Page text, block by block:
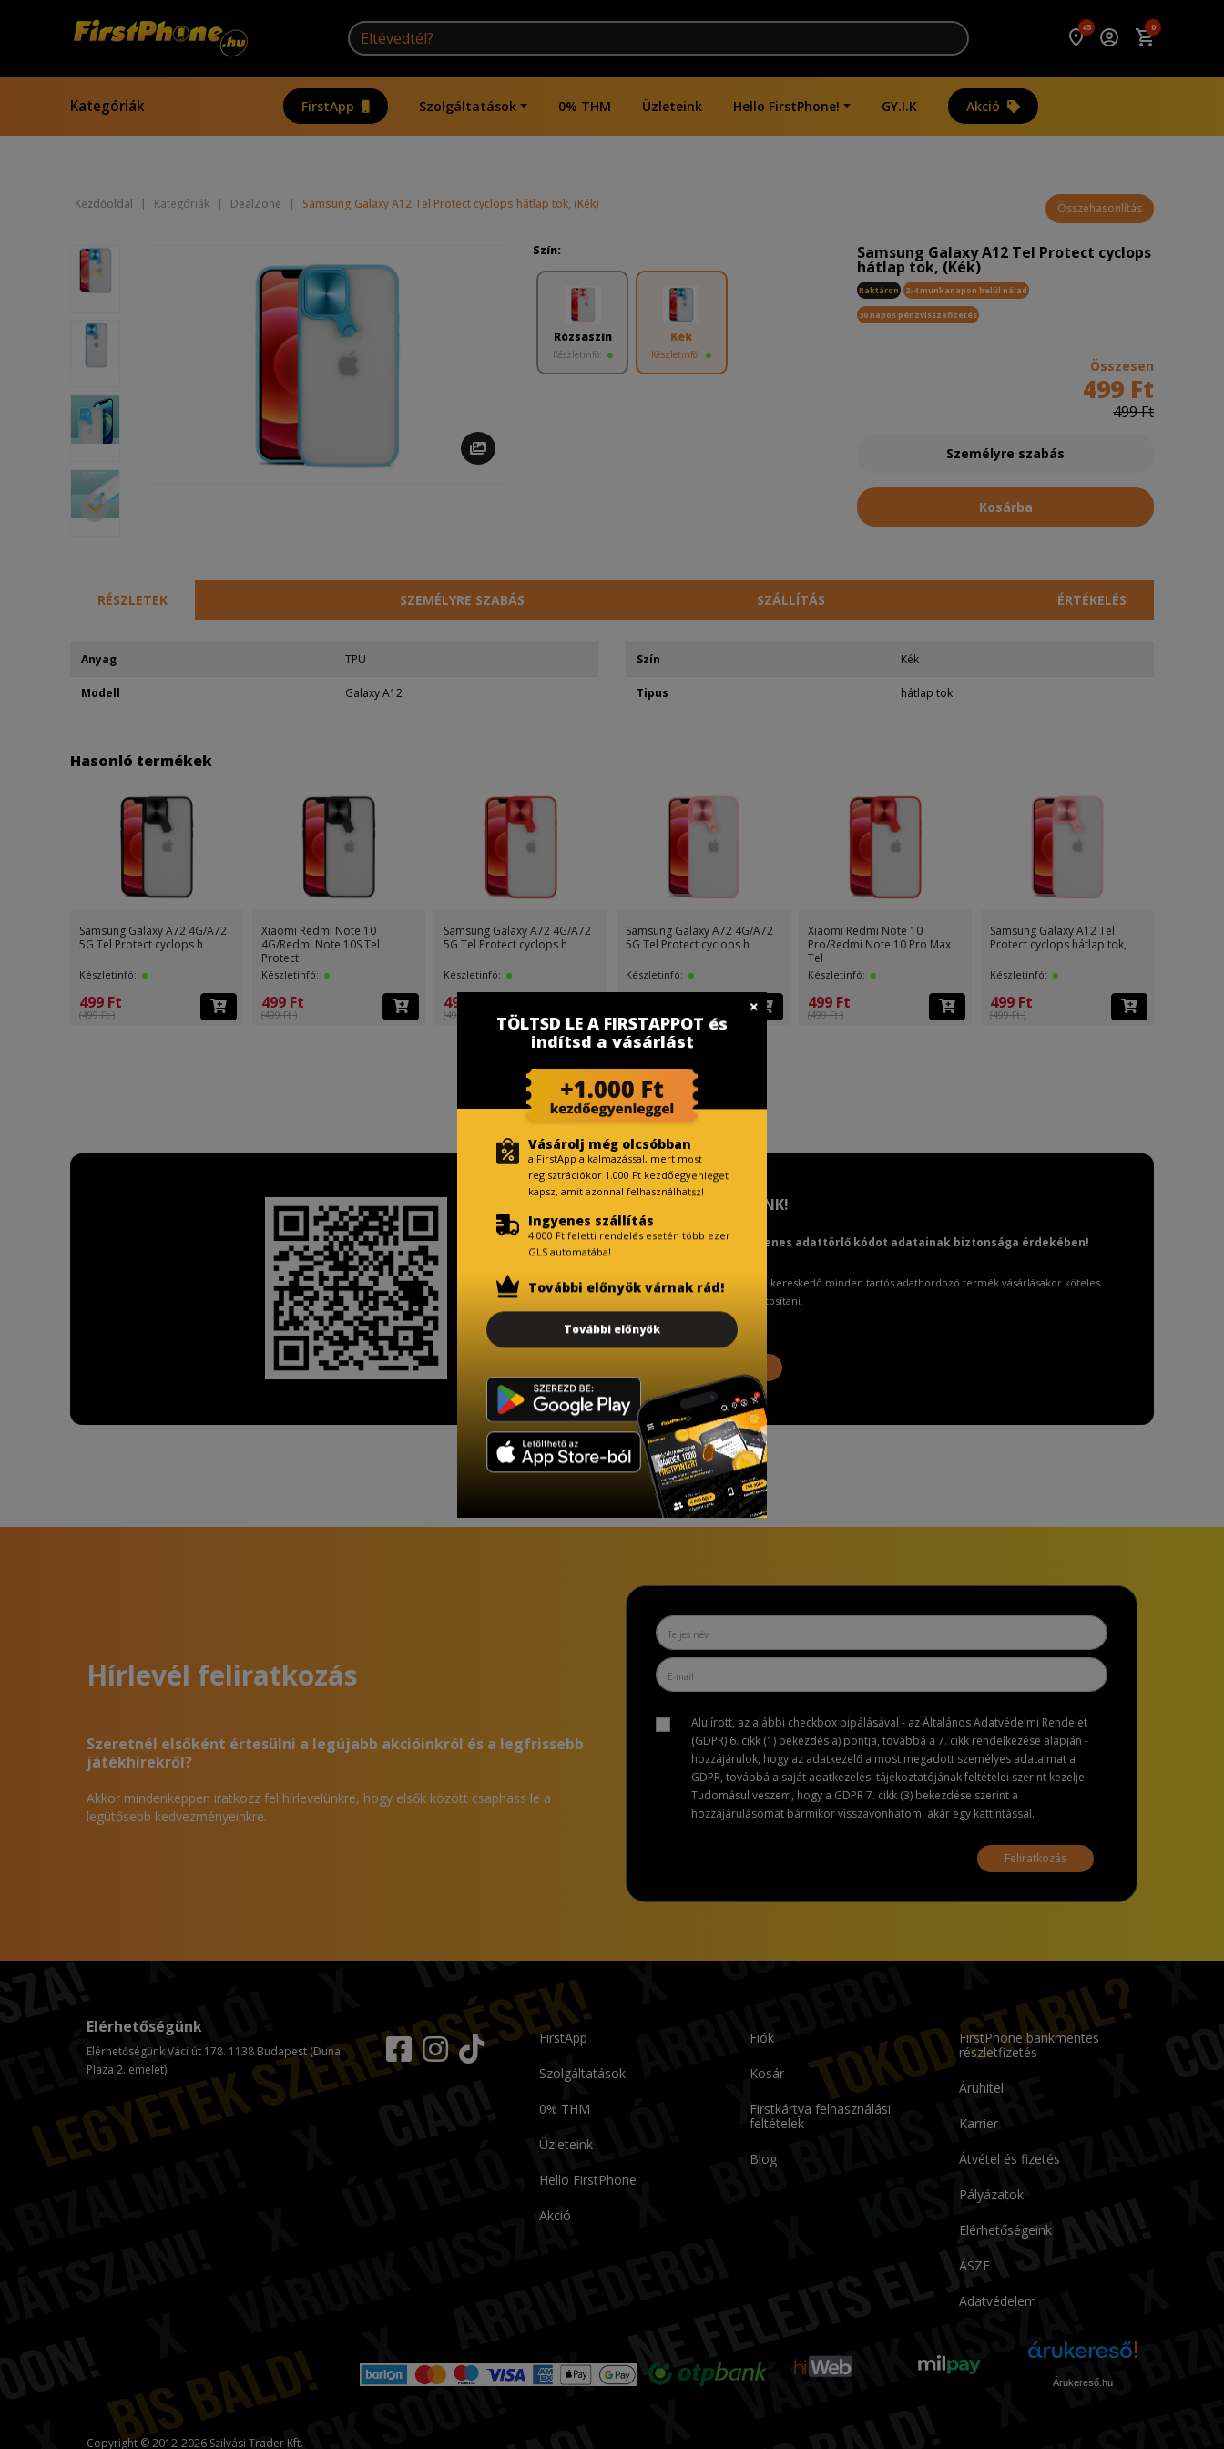
45 0
Kategóriák FirstApp Szolgáltatások 0% THM Üzleteink Hello FirstPhone! GY.I.K Akció
Kezdőoldal | Kategóriák | DealZone | Samsung Galaxy A12 Tel Protect cyclops hátlap tok, (Kék) Összehasonlítás
Szín:
Rózsaszín
Készletinfó:
Kék
Készletinfó:
Samsung Galaxy A12 Tel Protect cyclops
hátlap tok, (Kék)
Raktáron 2-4 munkanapon belül nálad
30 napos pénzvisszafizetés
Összesen
499 Ft
499 Ft
Személyre szabás
Kosárba
RÉSZLETEK SZEMÉLYRE SZABÁS SZÁLLÍTÁS ÉRTÉKELÉS
Anyag TPU
Modell Galaxy A12
Szín Kék
Tipus hátlap tok
Hasonló termékek
Samsung Galaxy A72 4G/A72
5G Tel Protect cyclops h
Készletinfó:
499 Ft
(499 Ft )
Xiaomi Redmi Note 10
4G/Redmi Note 10S Tel
Protect
Készletinfó:
499 Ft
(499 Ft )
Samsung Galaxy A72 4G/A72
5G Tel Protect cyclops h
Készletinfó:
499 Ft
(499 Ft )
Samsung Galaxy A72 4G/A72
5G Tel Protect cyclops h
Készletinfó:
Xiaomi Redmi Note 10
Pro/Redmi Note 10 Pro Max
Tel
Készletinfó:
499 Ft
(499 Ft )
Samsung Galaxy A12 Tel
Protect cyclops hátlap tok,
Készletinfó:
499 Ft
(499 Ft )
TISZTELT VÁSÁRLÓNK!
Fizetésnél kérje az ingyenes adattörlő kódot adatainak biztonsága érdekében!
A Kormány döntése alapján a kereskedő minden tartós adathordozó termék vásárlásakor köteles
ingyenes adattörlő kódot biztosítani.
Hírlevél feliratkozás
Szeretnél elsőként értesülni a legújabb akcióinkról és a legfrissebb
játékhírekről?
Akkor mindenképpen iratkozz fel hírlevelünkre, hogy elsők között csaphass le a
legütősebb kedvezményeinkre.
Alulírott, az alábbi checkbox pipálásával - az Általános Adatvédelmi Rendelet
(GDPR) 6. cikk (1) bekezdés a) pontja, továbbá a 7. cikk rendelkezése alapján -
hozzájárulok, hogy az adatkezelő a most megadott személyes adataimat a
GDPR, továbbá a saját adatkezelési tájékoztatójának feltételei szerint kezelje.
Tudomásul veszem, hogy a GDPR 7. cikk (3) bekezdése szerint a
hozzájárulásomat bármikor visszavonhatom, akár egy kattintással.
Feliratkozás
FirstApp
Szolgáltatások
0% THM
Üzleteink
Hello FirstPhone
Akció
Fiók
Kosár
Firstkártya felhasználási
feltételek
Blog
FirstPhone bankmentes
részletfizetés
Áruhitel
Karrier
Átvétel és fizetés
Pályázatok
Elérhetőségeink
ÁSZF
Adatvédelem
Elérhetőségünk
Elérhetőségünk Váci út 178. 1138 Budapest (Duna
Plaza 2. emelet)
Árukereső.hu
Copyright © 2012-2026 Szilvási Trader Kft.
TÖLTSD LE A FIRSTAPPOT és
indítsd a vásárlást
Vásárolj még olcsóbban
a FirstApp alkalmazással, mert most
regisztrációkor 1.000 Ft kezdőegyenleget
kapsz, amit azonnal felhasználhatsz!
Ingyenes szállítás
4.000 Ft feletti rendelés esetén több ezer
GLS automatába!
További előnyök várnak rád!
További előnyök